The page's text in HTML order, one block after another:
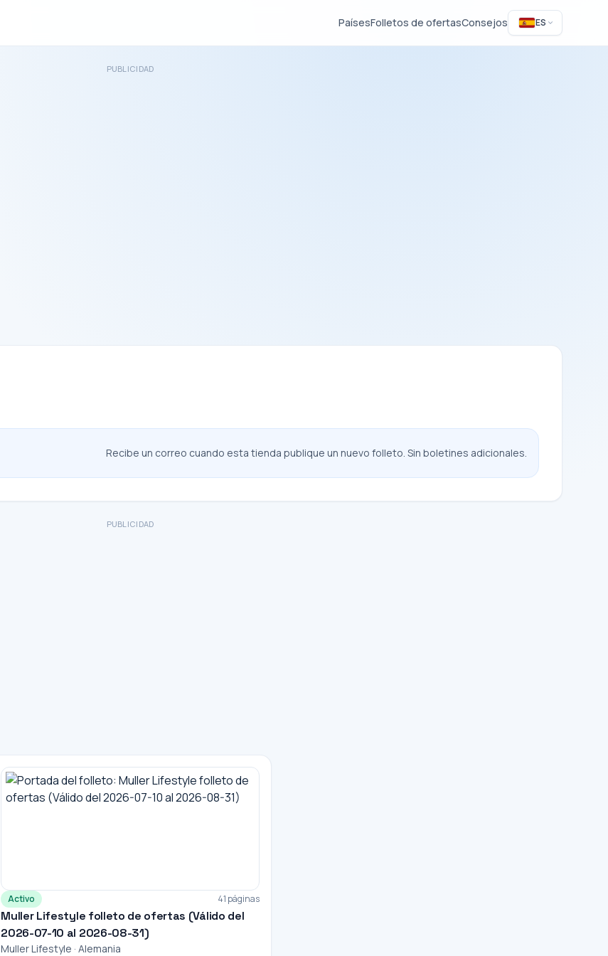
PaísesFolletos de ofertasConsejos ES
PUBLICIDAD
Recibe un correo cuando esta tienda publique un nuevo folleto. Sin boletines adicionales.
PUBLICIDAD
Activo 41 páginas
Muller Lifestyle folleto de ofertas (Válido del
2026-07-10 al 2026-08-31)
Muller Lifestyle · Alemania